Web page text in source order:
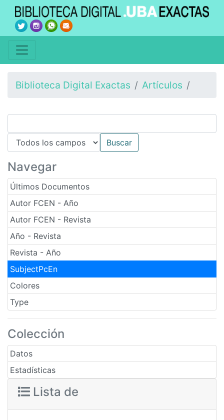
Biblioteca Digital Exactas Artículos
Navegar
Últimos Documentos
Autor FCEN - Año
Autor FCEN - Revista
Año - Revista
Revista - Año
SubjectPcEn
Colores
Type
Colección
Datos
Estadísticas
Lista de